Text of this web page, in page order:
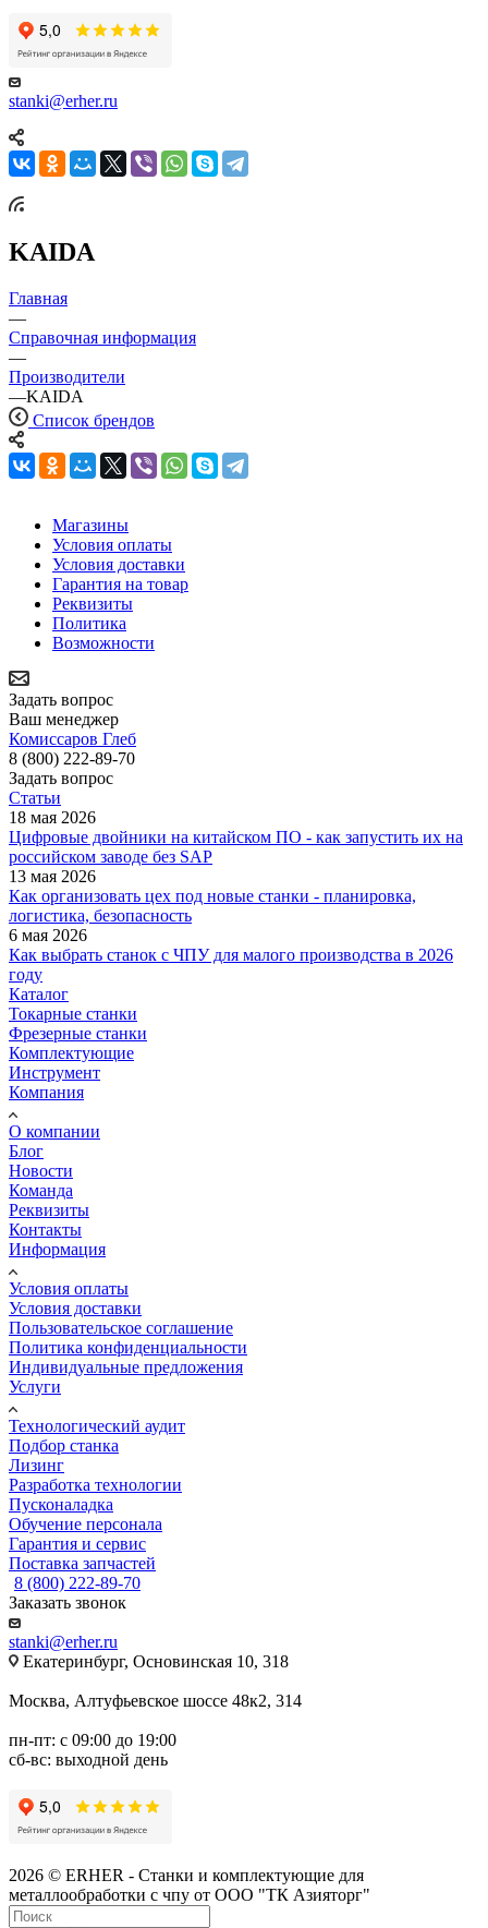
stanki@erher.ru
KAIDA
Главная
—
Справочная информация
—
Производители
—KAIDA
Список брендов
Магазины
Условия оплаты
Условия доставки
Гарантия на товар
Реквизиты
Политика
Возможности
Задать вопрос
Ваш менеджер
Комиссаров Глеб
8 (800) 222-89-70
Задать вопрос
Статьи
18 мая 2026
Цифровые двойники на китайском ПО - как запустить их на
российском заводе без SAP
13 мая 2026
Как организовать цех под новые станки - планировка,
логистика, безопасность
6 мая 2026
Как выбрать станок с ЧПУ для малого производства в 2026
году
Каталог
Токарные станки
Фрезерные станки
Комплектующие
Инструмент
Компания
О компании
Блог
Новости
Команда
Реквизиты
Контакты
Информация
Условия оплаты
Условия доставки
Пользовательское соглашение
Политика конфиденциальности
Индивидуальные предложения
Услуги
Технологический аудит
Подбор станка
Лизинг
Разработка технологии
Пусконаладка
Обучение персонала
Гарантия и сервис
Поставка запчастей
8 (800) 222-89-70
Заказать звонок
stanki@erher.ru
Екатеринбург, Основинская 10, 318
Москва, Алтуфьевское шоссе 48к2, 314
пн-пт: с 09:00 до 19:00
сб-вс: выходной день
2026 © ERHER - Станки и комплектующие для
металлообработки с чпу от ООО "ТК Азияторг"